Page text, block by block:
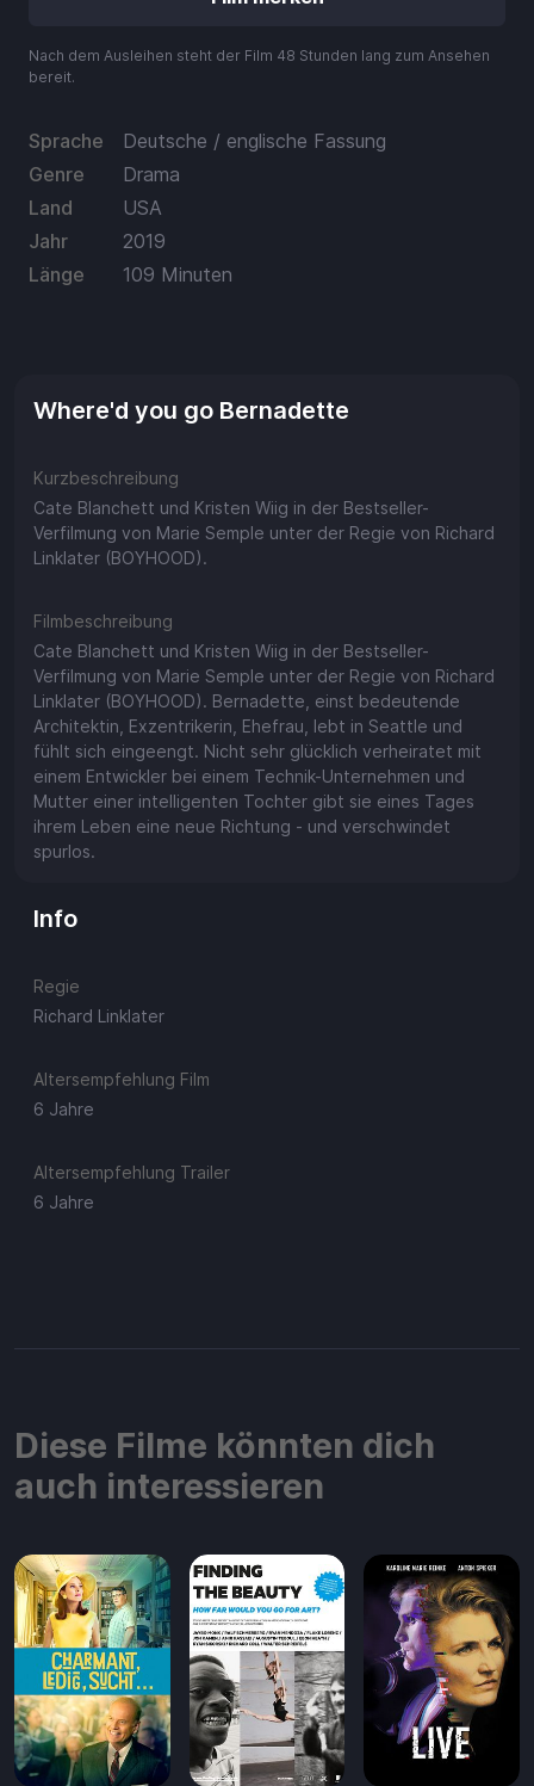
Einlösen
Nach dem Ausleihen steht der Film 48 Stunden lang zum Ansehen
bereit.
Sprache
Deutsche / englische Fassung
Genre
Drama
Land
USA
Jahr
2019
Länge
109 Minuten
Where'd you go Bernadette
Kurzbeschreibung
Cate Blanchett und Kristen Wiig in der Bestseller-
Verfilmung von Marie Semple unter der Regie von Richard
Linklater (BOYHOOD).
Filmbeschreibung
Cate Blanchett und Kristen Wiig in der Bestseller-
Verfilmung von Marie Semple unter der Regie von Richard
Linklater (BOYHOOD). Bernadette, einst bedeutende
Architektin, Exzentrikerin, Ehefrau, lebt in Seattle und
fühlt sich eingeengt. Nicht sehr glücklich verheiratet mit
einem Entwickler bei einem Technik-Unternehmen und
Mutter einer intelligenten Tochter gibt sie eines Tages
ihrem Leben eine neue Richtung - und verschwindet
spurlos.
Info
Regie
Richard Linklater
Altersempfehlung Film
6 Jahre
Altersempfehlung Trailer
6 Jahre
Diese Filme könnten dich
auch interessieren